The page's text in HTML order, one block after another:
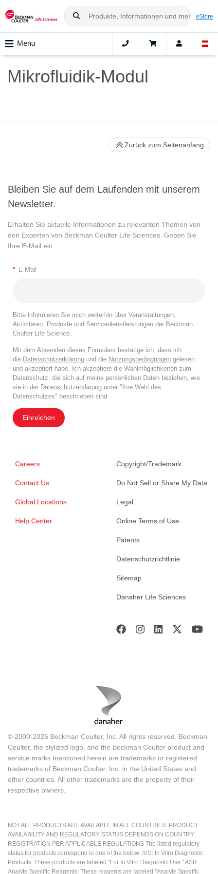
eStore
Menu
Mikrofluidik-Modul
Bleiben Sie auf dem Laufenden mit unserem
Newsletter.
Erhalten Sie aktuelle Informationen zu relevanten Themen von
den Experten von Beckman Coulter Life Sciences. Geben Sie
Ihre E-Mail ein.
* E-Mail
Bitte informieren Sie mich weiterhin über Veranstaltungen,
Aktivitäten, Produkte und Servicedienstleistungen der Beckman
Coulter Life Science.
Mit dem Absenden dieses Formulars bestätige ich, dass ich
die Datenschutzerklärung und die Nutzungsbedingungen gelesen
und akzeptiert habe. Ich akzeptiere die Wahlmöglichkeiten zum
Datenschutz, die sich auf meine persönlichen Daten beziehen, wie
sie in der Datenschutzerklärung unter "Ihre Wahl des
Datenschutzes" beschrieben sind.
Einreichen
Careers
Contact Us
Global Locations
Help Center
Copyright/Trademark
Do Not Sell or Share My Data
Legal
Online Terms of Use
Patents
Datenschutzrichtlinie
Sitemap
Danaher Life Sciences
Zurück zum Seitenanfang
© 2000-2026 Beckman Coulter, Inc. All rights reserved. Beckman
Coulter, the stylized logo, and the Beckman Coulter product and
service marks mentioned herein are trademarks or registered
trademarks of Beckman Coulter, Inc. in the United States and
other countries. All other trademarks are the property of their
respective owners.
NOT ALL PRODUCTS ARE AVAILABLE IN ALL COUNTRIES. PRODUCT
AVAILABILITY AND REGULATORY STATUS DEPENDS ON COUNTRY
REGISTRATION PER APPLICABLE REGULATIONS The listed regulatory
status for products correspond to one of the below: IVD: In Vitro Diagnostic
Products. These products are labeled "For In Vitro Diagnostic Use." ASR:
Analyte Specific Reagents. These reagents are labeled "Analyte Specific